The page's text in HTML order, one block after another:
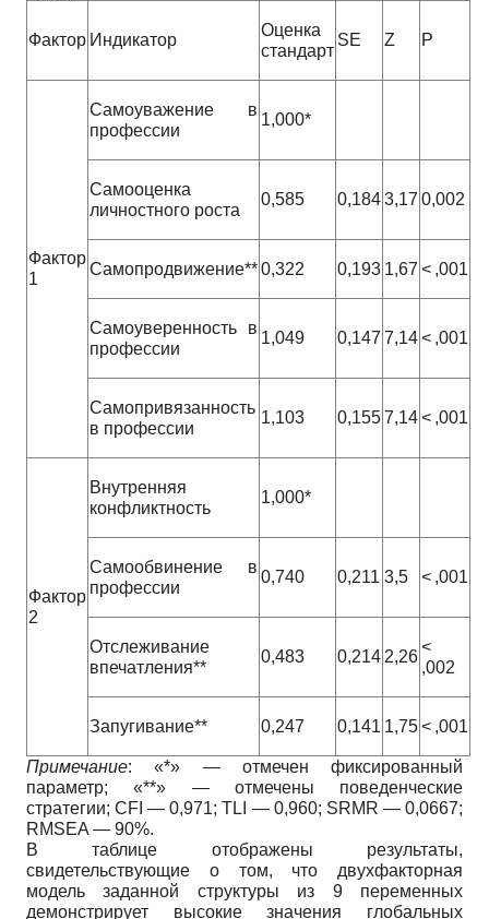
Фактор Индикатор
Оценка
стандарт
SE Z P
Фактор
1
Самоуважение в
профессии
1,000*
Самооценка
личностного роста
0,585 0,1843,17 0,002
Самопродвижение**0,322 0,193 1,67 < ,001
Самоуверенность в
профессии
1,049 0,147 7,14< ,001
Самопривязанность
в профессии
1,103 0,1557,14< ,001
Фактор
2
Внутренняя
конфликтность
1,000*
Самообвинение в
профессии
0,740 0,211 3,5 < ,001
Отслеживание
впечатления**
0,483 0,214 2,26
<
,002
Запугивание** 0,247 0,141 1,75< ,001
Примечание: «*» — отмечен фиксированный
параметр; «**» — отмечены поведенческие
стратегии; CFI — 0,971; TLI — 0,960; SRMR — 0,0667;
RMSEA — 90%.
В таблице отображены результаты,
свидетельствующие о том, что двухфакторная
модель заданной структуры из 9 переменных
демонстрирует высокие значения глобальных